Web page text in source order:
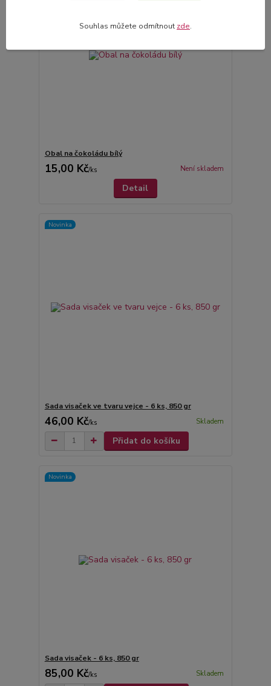
Obal na čokoládu bílý
15,00 Kč/ks Není skladem
Detail
Novinka
Sada visaček ve tvaru vejce - 6 ks, 850 gr
46,00 Kč/ks Skladem
Přidat do košíku
Novinka
Sada visaček - 6 ks, 850 gr
85,00 Kč/ks Skladem
Souhlas můžete odmítnout zde.